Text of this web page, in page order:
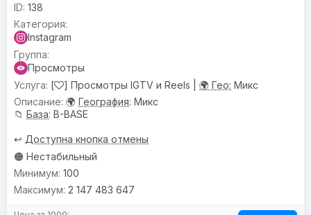
138
Instagram
Просмотры
[
] Просмотры IGTV и Reels | 🌍 Гео: Микс
🌍 География: Микс
📁 База: B-BASE
↩️ Доступна кнопка отмены
🟠 Нестабильный
100
2 147 483 647